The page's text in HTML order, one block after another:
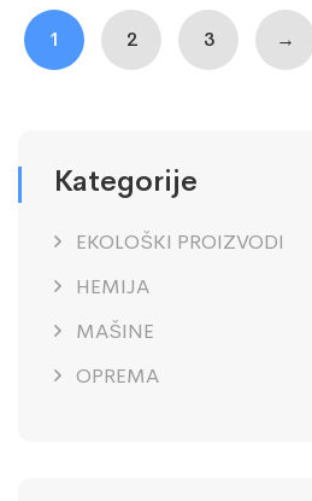
Kategorije
EKOLOŠKI PROIZVODI
HEMIJA
MAŠINE
OPREMA
1 2 3 →